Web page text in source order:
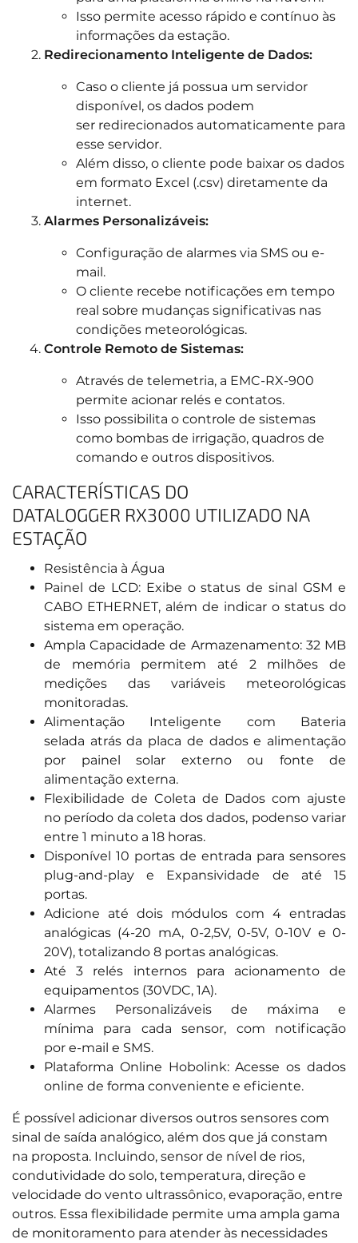
Isso permite acesso rápido e contínuo às
informações da estação.
Redirecionamento Inteligente de Dados:
Caso o cliente já possua um servidor
disponível, os dados podem
ser redirecionados automaticamente para
esse servidor.
Além disso, o cliente pode baixar os dados
em formato Excel (.csv) diretamente da
internet.
Alarmes Personalizáveis:
Configuração de alarmes via SMS ou e-
mail.
O cliente recebe notificações em tempo
real sobre mudanças significativas nas
condições meteorológicas.
Controle Remoto de Sistemas:
Através de telemetria, a EMC-RX-900
permite acionar relés e contatos.
Isso possibilita o controle de sistemas
como bombas de irrigação, quadros de
comando e outros dispositivos.
CARACTERÍSTICAS DO
DATALOGGER RX3000 UTILIZADO NA
ESTAÇÃO
Resistência à Água
Painel de LCD: Exibe o status de sinal GSM e
CABO ETHERNET, além de indicar o status do
sistema em operação.
Ampla Capacidade de Armazenamento: 32 MB
de memória permitem até 2 milhões de
medições das variáveis meteorológicas
monitoradas.
Alimentação Inteligente com Bateria
selada atrás da placa de dados e alimentação
por painel solar externo ou fonte de
alimentação externa.
Flexibilidade de Coleta de Dados com ajuste
no período da coleta dos dados, podenso variar
entre 1 minuto a 18 horas.
Disponível 10 portas de entrada para sensores
plug-and-play e Expansividade de até 15
portas.
Adicione até dois módulos com 4 entradas
analógicas (4-20 mA, 0-2,5V, 0-5V, 0-10V e 0-
20V), totalizando 8 portas analógicas.
Até 3 relés internos para acionamento de
equipamentos (30VDC, 1A).
Alarmes Personalizáveis de máxima e
mínima para cada sensor, com notificação
por e-mail e SMS.
Plataforma Online Hobolink: Acesse os dados
online de forma conveniente e eficiente.
É possível adicionar diversos outros sensores com
sinal de saída analógico, além dos que já constam
na proposta. Incluindo, sensor de nível de rios,
condutividade do solo, temperatura, direção e
velocidade do vento ultrassônico, evaporação, entre
outros. Essa flexibilidade permite uma ampla gama
de monitoramento para atender às necessidades